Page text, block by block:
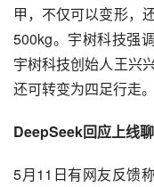
甲，不仅可以变形，
500kg。宇树科技强
宇树科技创始人王兴
还可转变为四足行走。
DeepSeek回应上线
5月11日有网友反馈